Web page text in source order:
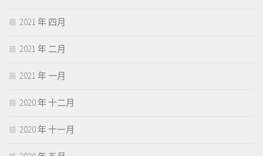
2021 年 四月
2021 年 二月
2021 年 一月
2020 年 十二月
2020 年 十一月